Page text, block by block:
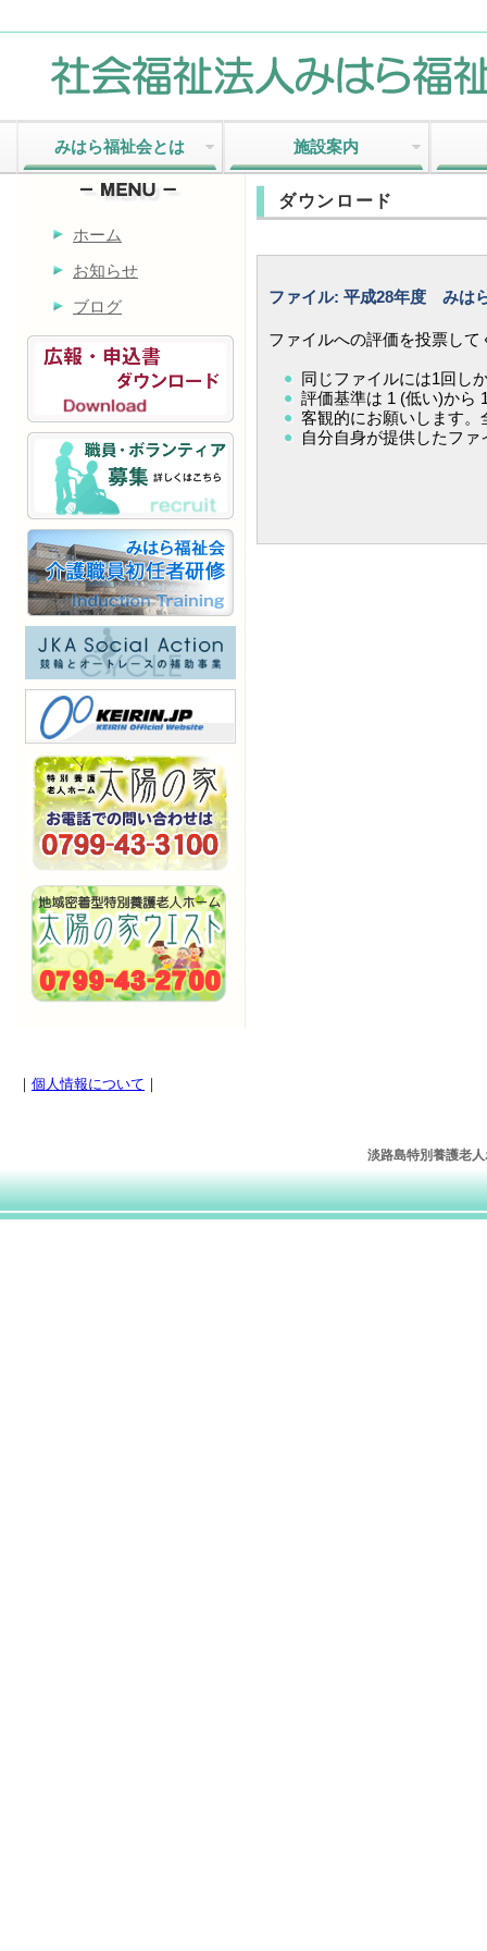
みはら福祉会とは 施設案内
ホーム
お知らせ
ブログ
ダウンロード
ファイル: 平成28年度 みは
ファイルへの評価を投票して
同じファイルには1回し
評価基準は 1 (低い)から
客観的にお願いします
自分自身が提供したフ
｜ 個人情報について ｜
淡路島特別養護老